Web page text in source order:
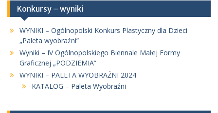
Konkursy – wyniki
WYNIKI – Ogólnopolski Konkurs Plastyczny dla Dzieci
„Paleta wyobraźni”
Wyniki – IV Ogólnopolskiego Biennale Małej Formy
Graficznej „PODZIEMIA”
WYNIKI – PALETA WYOBRAŹNI 2024
KATALOG – Paleta Wyobraźni